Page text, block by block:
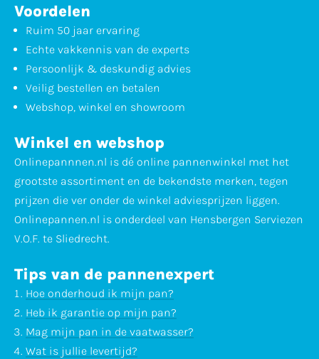
Voordelen
Ruim 50 jaar ervaring
Echte vakkennis van de experts
Persoonlijk & deskundig advies
Veilig bestellen en betalen
Webshop, winkel en showroom
Winkel en webshop
Onlinepannnen.nl is dé online pannenwinkel met het
grootste assortiment en de bekendste merken, tegen
prijzen die ver onder de winkel adviesprijzen liggen.
Onlinepannen.nl is onderdeel van Hensbergen Serviezen
V.O.F. te Sliedrecht.
Tips van de pannenexpert
Hoe onderhoud ik mijn pan?
Heb ik garantie op mijn pan?
Mag mijn pan in de vaatwasser?
Wat is jullie levertijd?